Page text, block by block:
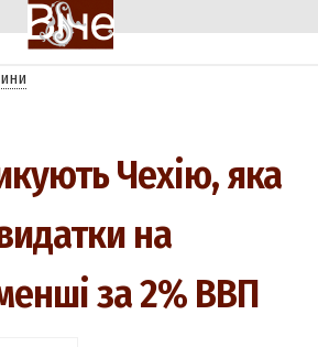
Чехію, яка
на
за 2% ВВП